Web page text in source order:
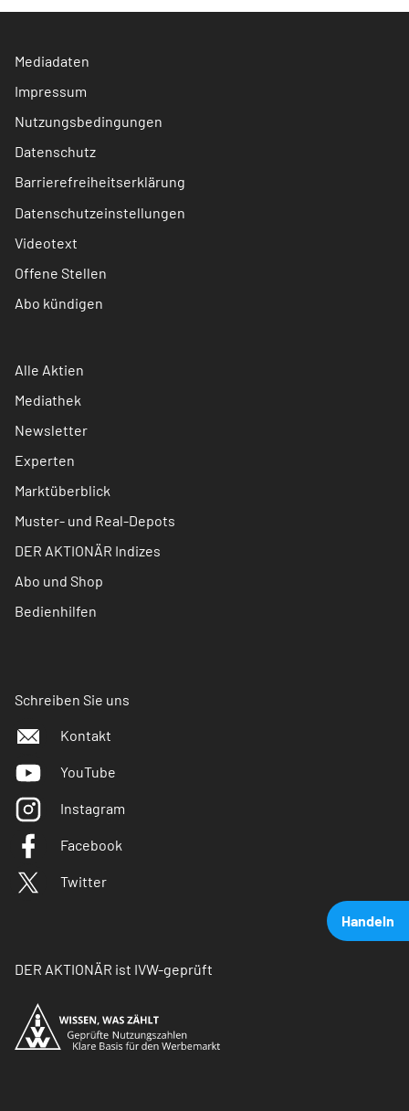
Handeln
Mediadaten
Impressum
Nutzungsbedingungen
Datenschutz
Barrierefreiheitserklärung
Datenschutzeinstellungen
Videotext
Offene Stellen
Abo kündigen
Alle Aktien
Mediathek
Newsletter
Experten
Marktüberblick
Muster- und Real-Depots
DER AKTIONÄR Indizes
Abo und Shop
Bedienhilfen
Schreiben Sie uns
Kontakt
YouTube
Instagram
Facebook
Twitter
DER AKTIONÄR ist IVW-geprüft